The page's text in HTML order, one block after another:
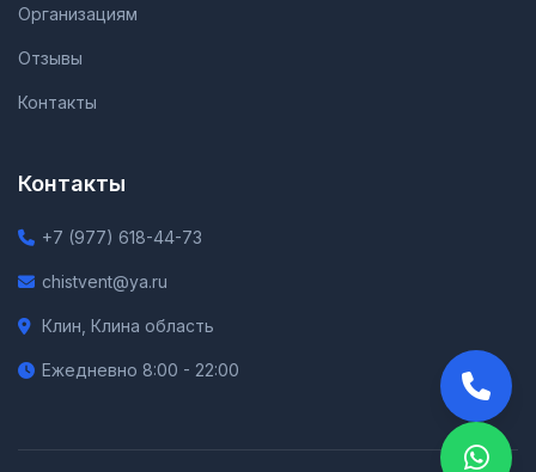
Организациям
Отзывы
Контакты
Контакты
+7 (977) 618-44-73
chistvent@ya.ru
Клин, Клина область
Ежедневно 8:00 - 22:00